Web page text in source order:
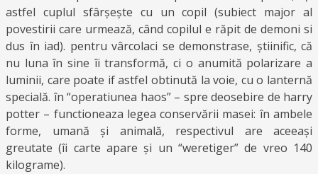
astfel cuplul sfârșește cu un copil (subiect major al
povestirii care urmează, când copilul e răpit de demoni si
dus în iad). pentru vârcolaci se demonstrase, știinific, că
nu luna în sine îi transformă, ci o anumită polarizare a
luminii, care poate if astfel obtinută la voie, cu o lanternă
specială. în “operatiunea haos” – spre deosebire de harry
potter – functioneaza legea conservării masei: în ambele
forme, umană și animală, respectivul are aceeași
greutate (îi carte apare și un “weretiger” de vreo 140
kilograme).